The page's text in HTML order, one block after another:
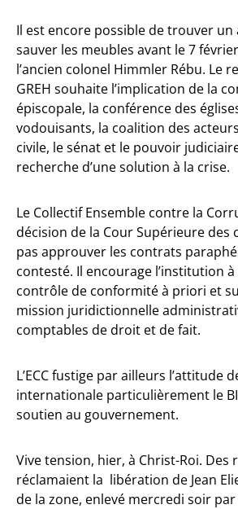
Il est encore possible de trouver
sauver les meubles avant le 7
l’ancien colonel Himmler Rébu. Le
GREH souhaite l’implication de la
épiscopale, la conférence des
vodouisants, la coalition des
civile, le sénat et le pouvoir
recherche d’une solution à la crise.
Le Collectif Ensemble contre la
décision de la Cour Supérieure des
pas approuver les contrats
contesté. Il encourage l’institution
contrôle de conformité à priori et
mission juridictionnelle
comptables de droit et de fait.
L’ECC fustige par ailleurs l’attitude
internationale particulièrement le
soutien au gouvernement.
Vive tension, hier, à Christ-Roi. Des
réclamaient la libération de Jean
de la zone, enlevé mercredi soir